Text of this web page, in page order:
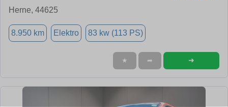
Herne, 44625
8.950 km Elektro 83 kw (113 PS)
★ ➦ ➜